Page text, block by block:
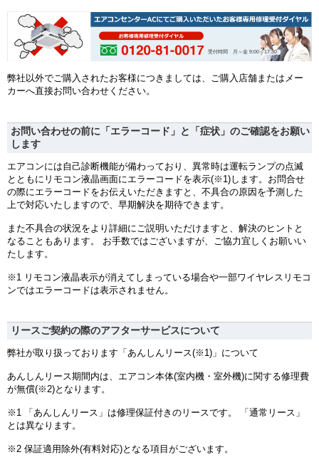
受付時間 月～金 9:00～17:30
弊社以外でご購入されたお客様につきましては、ご購入店舗またはメー
カーへ直接お問い合わせください。
お問い合わせの前に「エラーコード」と「症状」のご確認をお願い
します
エアコンには自己診断機能が備わっており、異常時は運転ランプの点滅
とともにリモコン液晶画面にエラーコードを表示(※1)します。お問合せ
の際にエラーコードをお伝えいただきますと、不具合の原因を予測した
上で対応いたしますので、早期解決を期待できます。
また不具合の状況をより詳細にご説明いただけますと、解決のヒントと
なることもあります。 お手数ではございますが、ご協力宜しくお願いい
たします。
※1 リモコン液晶表示が消えてしまっている場合や一部ワイヤレスリモコ
ンではエラーコードは表示されません。
リースご契約の際のアフターサービスについて
弊社が取り扱っております「あんしんリース(※1)」について
あんしんリース期間内は、エアコン本体(室内機・室外機)に関する修理費
が無償(※2)となります。
※1 「あんしんリース」は修理保証付きのリースです。 「通常リース」
とは異なります。
※2 保証適用除外(有料対応)となる項目がございます。